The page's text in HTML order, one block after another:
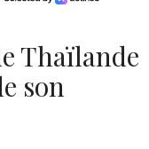
Thaïlande
son